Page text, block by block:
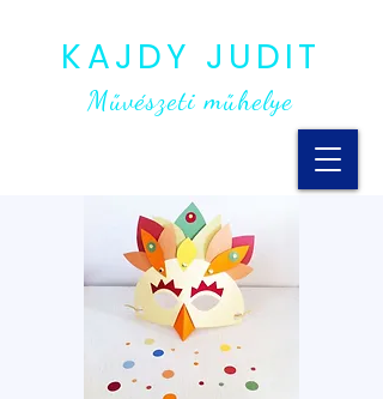
KAJDY JUDIT
Művészeti műhelye